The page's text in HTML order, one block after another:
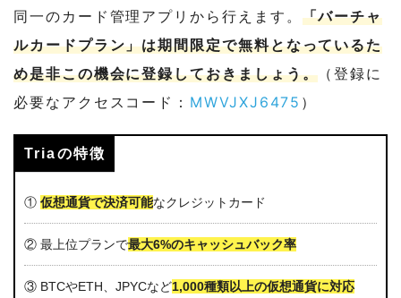
同一のカード管理アプリから行えます。 「バーチャ
ルカードプラン」は期間限定で無料となっているた
め是非この機会に登録しておきましょう。 （登録に
必要なアクセスコード： MWVJXJ6475 ）
Triaの特徴
① 仮想通貨で決済可能なクレジットカード
② 最上位プランで最大6%のキャッシュバック率
③ BTCやETH、JPYCなど1,000種類以上の仮想通貨に対応